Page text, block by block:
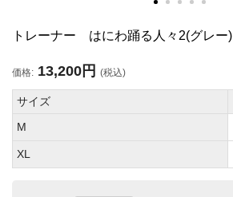
トレーナー はにわ踊る人々2(グレー)
価格: 13,200円 (税込)
サイズ
M
XL